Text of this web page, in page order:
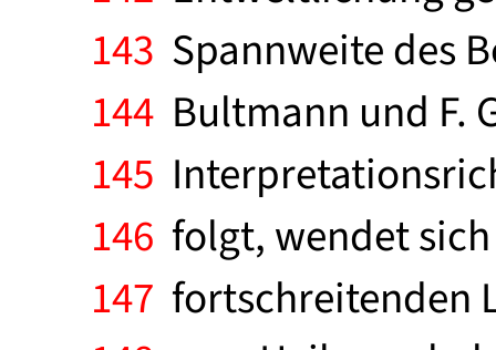
143 Spannweite des
144 Bultmann und F.
145
146 folgt, wendet
147 fortschreitenden